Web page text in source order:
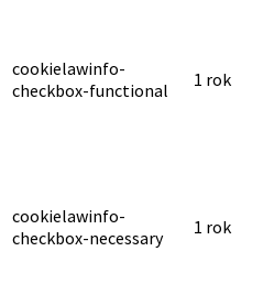
cookielawinfo-
checkbox-functional
1 rok
cookielawinfo-
checkbox-necessary
1 rok